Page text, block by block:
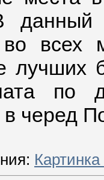
всех
лучших
по
в черед
: Картинка